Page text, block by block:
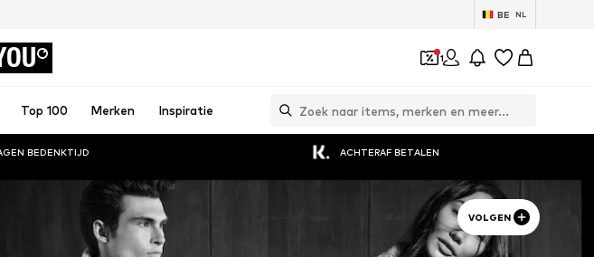
BE NL
1
Top 100 Merken Inspiratie
BEDENKTIJD ACHTERAF BETALEN
VOLGEN